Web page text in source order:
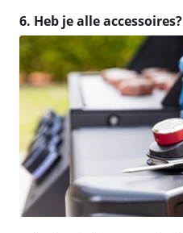
6. Heb je alle accessoires?